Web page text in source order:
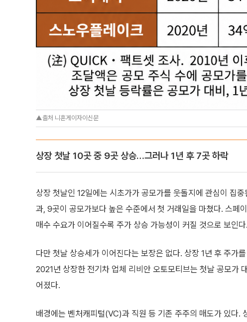
▲출처 니혼게이자이신문
상장 첫날 10곳 중 9곳 상승…그러나 1년 후 7곳 하락
상장 첫날인 12일에는 시초가가 공모가를 웃돌지에 관심이 집
과, 9곳이 공모가보다 높은 수준에서 첫 거래일을 마쳤다. 스페
매수 수요가 이어질수록 주가 상승 가능성이 커질 것으로 보인다.
다만 첫날 상승세가 이어진다는 보장은 없다. 상장 1년 후 주가
2021년 상장한 전기차 업체 리비안 오토모티브는 첫날 공모가
어졌다.
배경에는 벤처캐피털(VC)과 직원 등 기존 주주의 매도가 있다.